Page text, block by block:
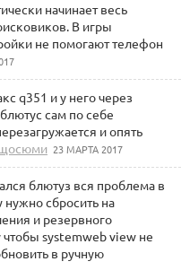
начинает весь
В игры
не помогают телефон
q351 и у него через
сам по себе
и опять
23 МАРТА 2017
блютуз вся проблема в
сбросить на
и резервного
чтобы systemweb view не
в ручную